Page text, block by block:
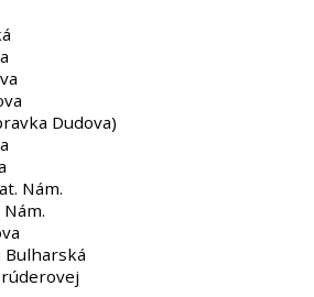
Dudova)
Nám.
Bulharská